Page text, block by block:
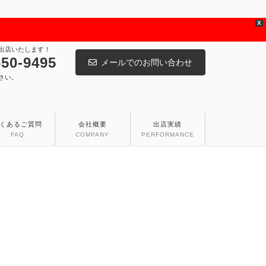
X
店いたします！
9495
い。
メールでのお問い合わせ
あるご質問
FAQ
会社概要
COMPANY
出店実績
PERFORMANCE